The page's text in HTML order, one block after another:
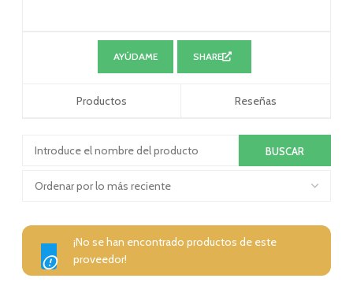
SHARE
AYÚDAME
Productos Reseñas
¡No se han encontrado productos de este
proveedor!